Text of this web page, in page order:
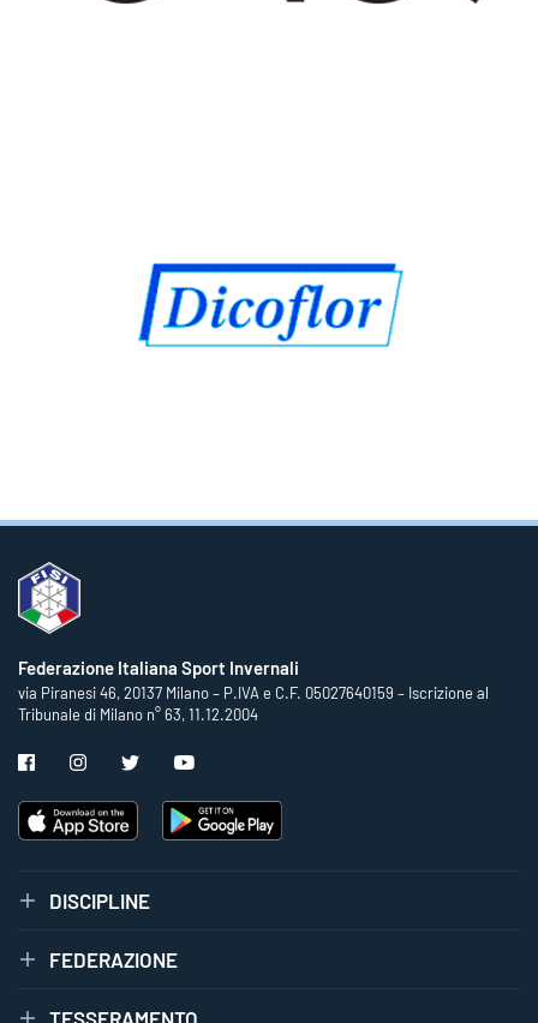
Federazione Italiana Sport Invernali
via Piranesi 46, 20137 Milano – P.IVA e C.F. 05027640159 – Iscrizione al
Tribunale di Milano n° 63, 11.12.2004
DISCIPLINE
FEDERAZIONE